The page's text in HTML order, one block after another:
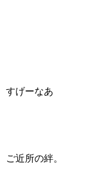
すげーなあ
ご近所の絆。